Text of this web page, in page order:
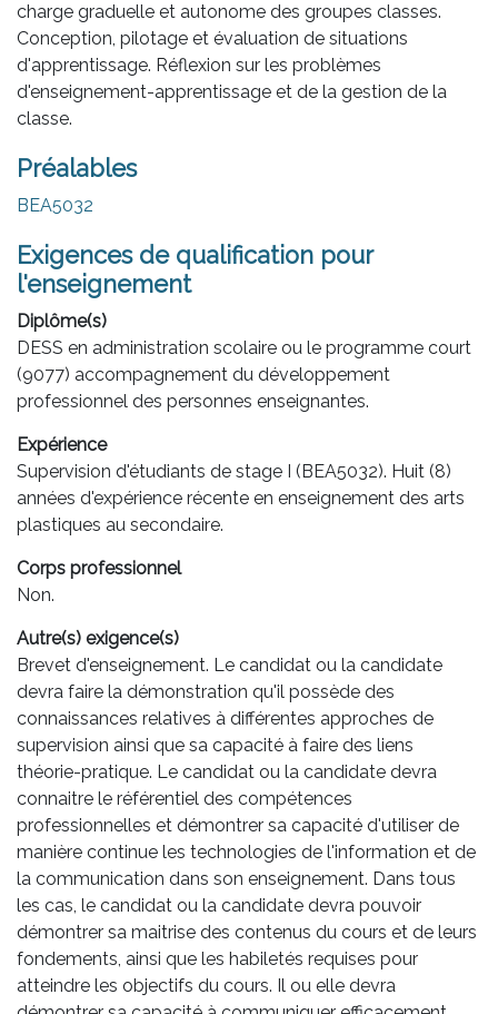
charge graduelle et autonome des groupes classes.
Conception, pilotage et évaluation de situations
d'apprentissage. Réflexion sur les problèmes
d'enseignement-apprentissage et de la gestion de la
classe.
Préalables
BEA5032
Exigences de qualification pour
l'enseignement
Diplôme(s)
DESS en administration scolaire ou le programme court
(9077) accompagnement du développement
professionnel des personnes enseignantes.
Expérience
Supervision d'étudiants de stage I (BEA5032). Huit (8)
années d'expérience récente en enseignement des arts
plastiques au secondaire.
Corps professionnel
Non.
Autre(s) exigence(s)
Brevet d'enseignement. Le candidat ou la candidate
devra faire la démonstration qu'il possède des
connaissances relatives à différentes approches de
supervision ainsi que sa capacité à faire des liens
théorie-pratique. Le candidat ou la candidate devra
connaitre le référentiel des compétences
professionnelles et démontrer sa capacité d'utiliser de
manière continue les technologies de l'information et de
la communication dans son enseignement. Dans tous
les cas, le candidat ou la candidate devra pouvoir
démontrer sa maitrise des contenus du cours et de leurs
fondements, ainsi que les habiletés requises pour
atteindre les objectifs du cours. Il ou elle devra